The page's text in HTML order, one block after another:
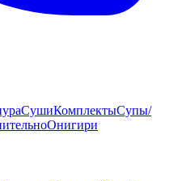
СушиКомплектыСупы/
Онигири